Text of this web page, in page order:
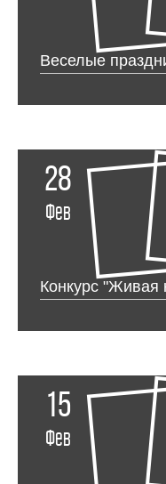
Веселые
28
Фев
Конкурс "Живая
15
Фев